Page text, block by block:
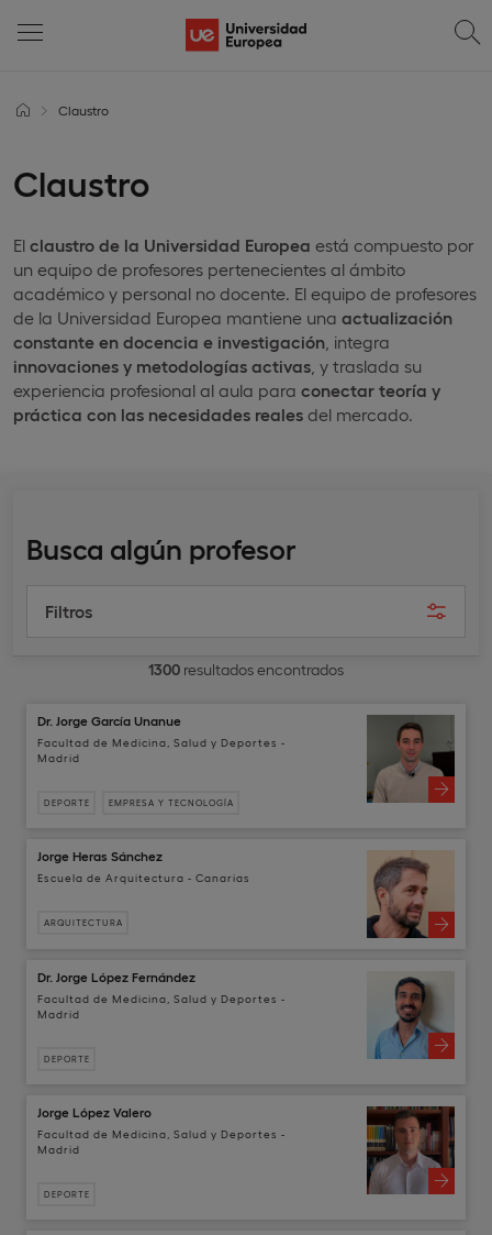
Claustro
Claustro
El claustro de la Universidad Europea está compuesto por
un equipo de profesores pertenecientes al ámbito
académico y personal no docente. El equipo de profesores
de la Universidad Europea mantiene una actualización
constante en docencia e investigación , integra
innovaciones y metodologías activas , y traslada su
experiencia profesional al aula para conectar teoría y
práctica con las necesidades reales del mercado.
Busca algún profesor
Filtros
1300 resultados encontrados
Dr. Jorge García Unanue
Facultad de Medicina, Salud y Deportes -
Madrid
DEPORTE EMPRESA Y TECNOLOGÍA
Jorge Heras Sánchez
Escuela de Arquitectura - Canarias
ARQUITECTURA
Dr. Jorge López Fernández
Facultad de Medicina, Salud y Deportes -
Madrid
DEPORTE
Jorge López Valero
Facultad de Medicina, Salud y Deportes -
Madrid
DEPORTE